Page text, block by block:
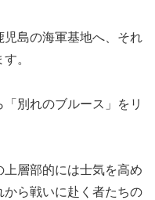
児島の海軍基地へ、それ
。
別れのブルース」をリ
層部的には士気を高め
から戦いに赴く者たちの